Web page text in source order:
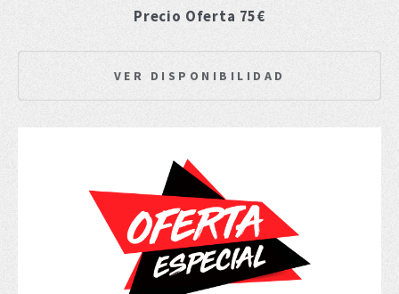
Precio Oferta 75€
VER DISPONIBILIDAD